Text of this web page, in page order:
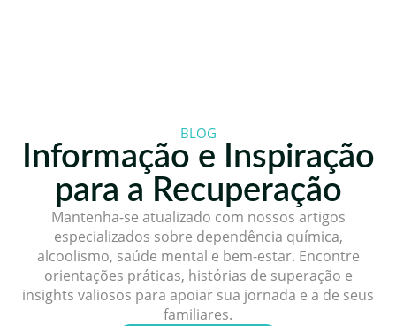
BLOG
Informação e Inspiração
para a Recuperação
Mantenha-se atualizado com nossos artigos
especializados sobre dependência química,
alcoolismo, saúde mental e bem-estar. Encontre
orientações práticas, histórias de superação e
insights valiosos para apoiar sua jornada e a de seus
familiares.